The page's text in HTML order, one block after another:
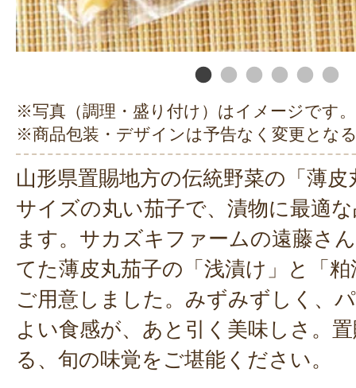
※写真（調理・盛り付け）はイメージです。
※商品包装・デザインは予告なく変更とな
山形県置賜地方の伝統野菜の「薄皮
サイズの丸い茄子で、漬物に最適
ます。サカズキファームの遠藤さ
てた薄皮丸茄子の「浅漬け」と「
ご用意しました。みずみずしく、
よい食感が、あと引く美味しさ。
る、旬の味覚をご堪能ください。